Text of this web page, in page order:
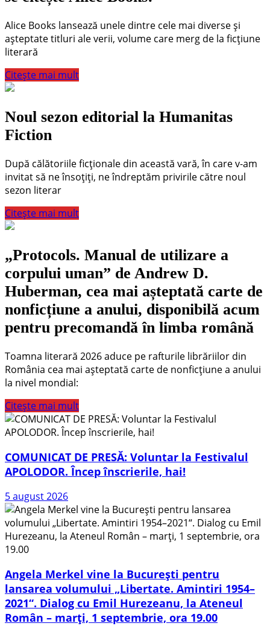
Alice Books lansează unele dintre cele mai diverse și
așteptate titluri ale verii, volume care merg de la ficțiune
literară
Citește mai mult
​Noul sezon editorial la Humanitas
Fiction
După călătoriile ficționale din această vară, în care v-am
invitat să ne însoțiți, ne îndreptăm privirile către noul
sezon literar
Citește mai mult
„Protocols. Manual de utilizare a
corpului uman” de Andrew D.
Huberman, cea mai așteptată carte de
nonficțiune a anului, disponibilă acum
pentru precomandă în limba română
Toamna literară 2026 aduce pe rafturile librăriilor din
România cea mai așteptată carte de nonficțiune a anului
la nivel mondial:
Citește mai mult
COMUNICAT DE PRESĂ: Voluntar la Festivalul
APOLODOR. Încep înscrierile, hai!
5 august 2026
Angela Merkel vine la București pentru
lansarea volumului „Libertate. Amintiri 1954–
2021“. Dialog cu Emil Hurezeanu, la Ateneul
Român – marți, 1 septembrie, ora 19.00